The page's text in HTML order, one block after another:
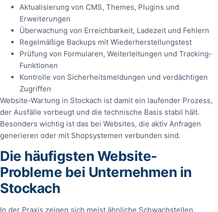
Aktualisierung von CMS, Themes, Plugins und
Erweiterungen
Überwachung von Erreichbarkeit, Ladezeit und Fehlern
Regelmäßige Backups mit Wiederherstellungstest
Prüfung von Formularen, Weiterleitungen und Tracking-
Funktionen
Kontrolle von Sicherheitsmeldungen und verdächtigen
Zugriffen
Website-Wartung in Stockach ist damit ein laufender Prozess,
der Ausfälle vorbeugt und die technische Basis stabil hält.
Besonders wichtig ist das bei Websites, die aktiv Anfragen
generieren oder mit Shopsystemen verbunden sind.
Die häufigsten Website-
Probleme bei Unternehmen in
Stockach
In der Praxis zeigen sich meist ähnliche Schwachstellen.